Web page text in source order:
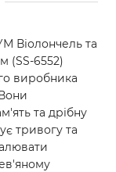
Віолончель та
(SS-6552)
виробника
та дрібну
тривогу та